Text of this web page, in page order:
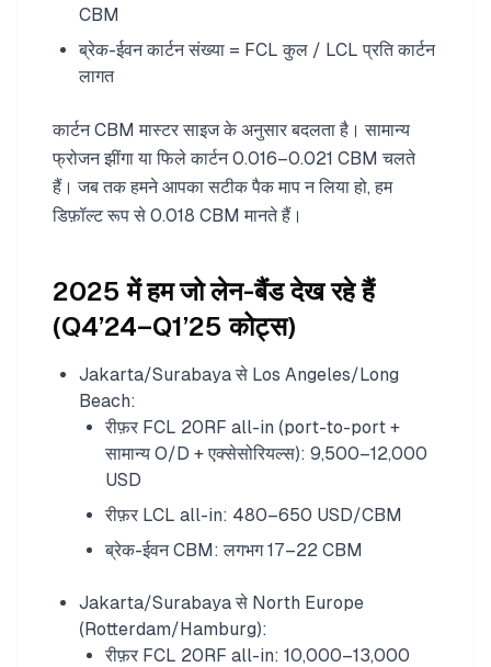
CBM
ब्रेक-ईवन कार्टन संख्या = FCL कुल / LCL प्रति कार्टन
लागत
कार्टन CBM मास्टर साइज के अनुसार बदलता है। सामान्य
फ्रोजन झींगा या फिले कार्टन 0.016–0.021 CBM चलते
हैं। जब तक हमने आपका सटीक पैक माप न लिया हो, हम
डिफ़ॉल्ट रूप से 0.018 CBM मानते हैं।
2025 में हम जो लेन-बैंड देख रहे हैं
(Q4’24–Q1’25 कोट्स)
Jakarta/Surabaya से Los Angeles/Long
Beach:
रीफ़र FCL 20RF all-in (port-to-port +
सामान्य O/D + एक्सेसोरियल्स): 9,500–12,000
USD
रीफ़र LCL all-in: 480–650 USD/CBM
ब्रेक-ईवन CBM: लगभग 17–22 CBM
Jakarta/Surabaya से North Europe
(Rotterdam/Hamburg):
रीफ़र FCL 20RF all-in: 10,000–13,000